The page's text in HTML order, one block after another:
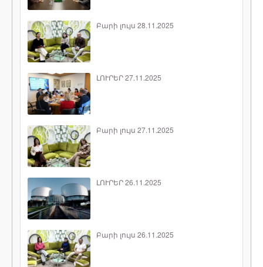
Բարի լույս 28.11.2025
ԼՈՒՐԵՐ 27.11.2025
Բարի լույս 27.11.2025
ԼՈՒՐԵՐ 26.11.2025
Բարի լույս 26.11.2025